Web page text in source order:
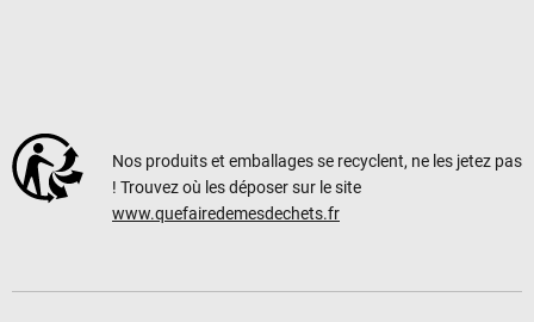
Nos produits et emballages se recyclent, ne les jetez pas
! Trouvez où les déposer sur le site
www.quefairedemesdechets.fr